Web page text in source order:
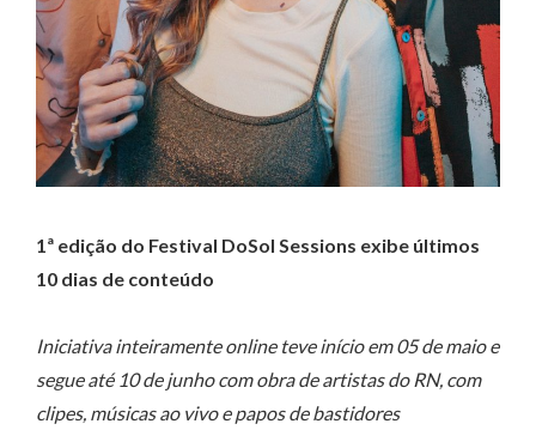
1ª edição do Festival DoSol Sessions exibe últimos
10 dias de conteúdo
Iniciativa inteiramente online teve início em 05 de maio e
segue até 10 de junho com obra de artistas do RN, com
clipes, músicas ao vivo e papos de bastidores